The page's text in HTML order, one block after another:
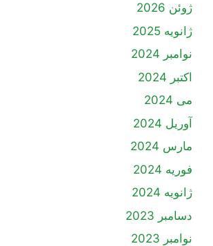
ژوئن 2026
ژانویه 2025
نوامبر 2024
اکتبر 2024
می 2024
آوریل 2024
مارس 2024
فوریه 2024
ژانویه 2024
دسامبر 2023
نوامبر 2023